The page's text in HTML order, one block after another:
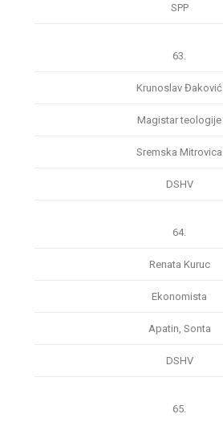
SPP
63.
Krunoslav Đaković
Magistar teologije
Sremska Mitrovica
DSHV
64.
Renata Kuruc
Ekonomista
Apatin, Sonta
DSHV
65.